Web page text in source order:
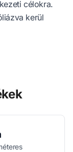
célokra.
kerül